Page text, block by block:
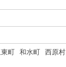
東町 和水町 西原村